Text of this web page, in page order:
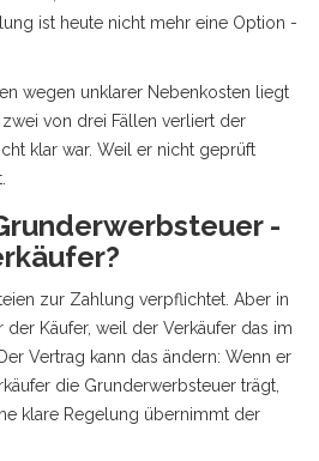
ist heute nicht mehr eine Option -
wegen unklarer Nebenkosten liegt
zwei von drei Fällen verliert der
klar war. Weil er nicht geprüft
-
zur Zahlung verpflichtet. Aber in
der Käufer, weil der Verkäufer das im
Vertrag kann das ändern: Wenn er
die Grunderwerbsteuer trägt,
klare Regelung übernimmt der